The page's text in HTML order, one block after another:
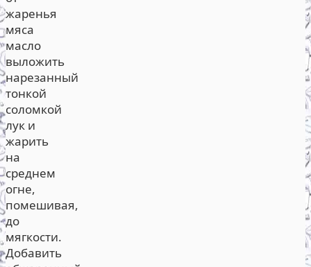
жаренья
мяса
масло
выложить
нарезанный
тонкой
соломкой
лук и
жарить
на
среднем
огне,
помешивая,
до
мягкости.
Добавить